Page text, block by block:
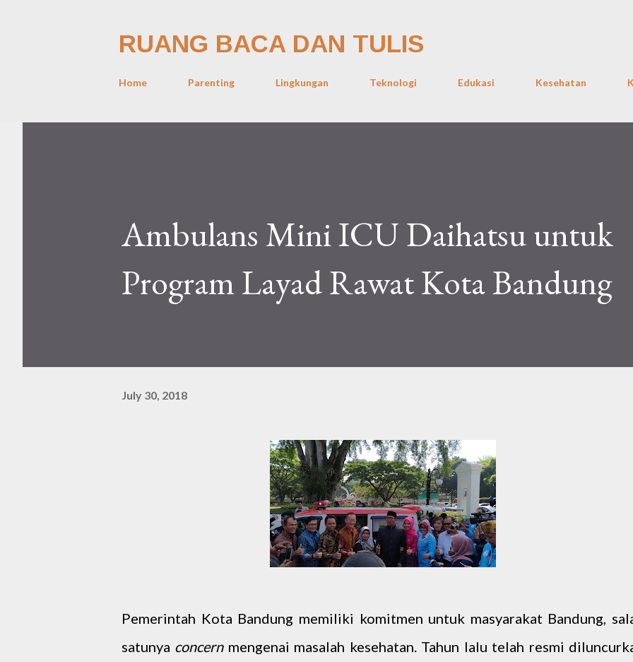
RUANG BACA DAN TULIS
Home Parenting Lingkungan Teknologi Edukasi Kesehatan
Ambulans Mini ICU Daihatsu untuk
Program Layad Rawat Kota Bandung
July 30, 2018
Pemerintah Kota Bandung memiliki komitmen untuk masyarakat Bandung,
satunya concern mengenai masalah kesehatan. Tahun lalu telah resmi